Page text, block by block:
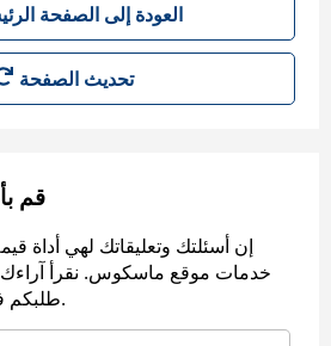
العودة إلى الصفحة
تحديث الصفحة
قم
إن أسئلتك وتعليقاتك لهي أداة
خدمات موقع ماسكوس. نقرأ آراءك،
طلبكم في أسرع وقت ممكن.